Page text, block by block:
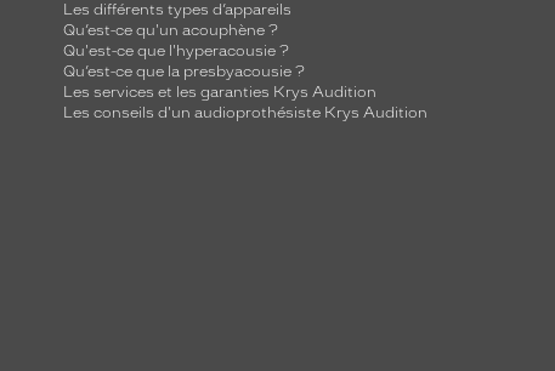
Les différents types d’appareils
Qu’est-ce qu'un acouphène ?
Qu'est-ce que l'hyperacousie ?
Qu’est-ce que la presbyacousie ?
Les services et les garanties Krys Audition
Les conseils d'un audioprothésiste Krys Audition